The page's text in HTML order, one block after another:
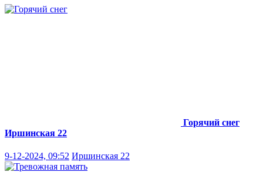
Горячий снег
Иршинская 22
9-12-2024, 09:52 Иршинская 22